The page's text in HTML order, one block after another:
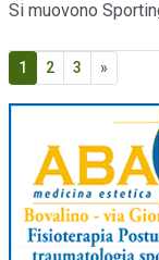
Si muovono
1 2 3 »